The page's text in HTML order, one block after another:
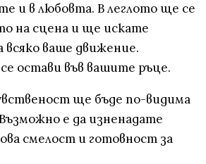
и в любовта. В леглото ще се
на сцена и ще искате
всяко ваше движение.
остави във вашите ръце.
ще бъде по-видима
е да изненадате
смелост и готовност за